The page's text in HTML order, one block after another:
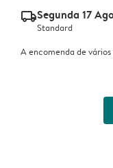
delivery_standard_v2Segunda 17
Standard
A encomenda de